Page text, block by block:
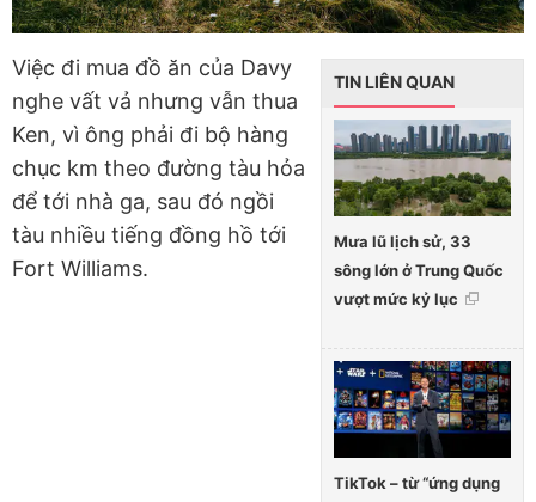
TIN LIÊN QUAN
Mưa lũ lịch sử, 33
sông lớn ở Trung Quốc
vượt mức kỷ lục
TikTok – từ “ứng dụng
Việc đi mua đồ ăn của Davy
nghe vất vả nhưng vẫn thua
Ken, vì ông phải đi bộ hàng
chục km theo đường tàu hỏa
để tới nhà ga, sau đó ngồi
tàu nhiều tiếng đồng hồ tới
Fort Williams.